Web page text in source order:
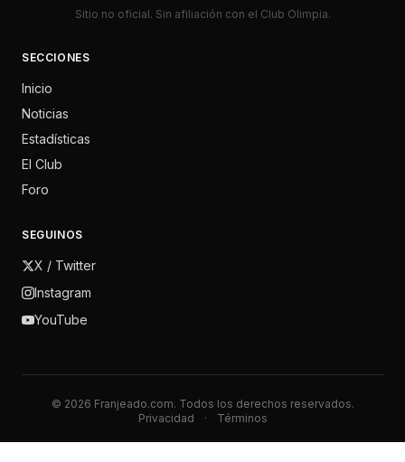
Sitio no oficial. Sin afiliación con el Club Olimpia.
SECCIONES
Inicio
Noticias
Estadísticas
El Club
Foro
SEGUINOS
X / Twitter
Instagram
YouTube
© 2026 Franjeado.com. Todos los derechos reservados.
Privacidad
· Términos